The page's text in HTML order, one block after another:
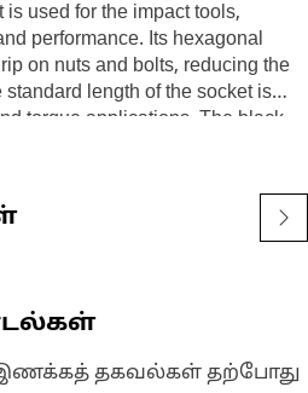
used for the impact tools,
performance. Its hexagonal
on nuts and bolts, reducing the
length of the socket is
torque applications. The black
to corrosion and wear,
applications without deformation.
the risk of fastener damage.
தகவல்கள் தற்போது